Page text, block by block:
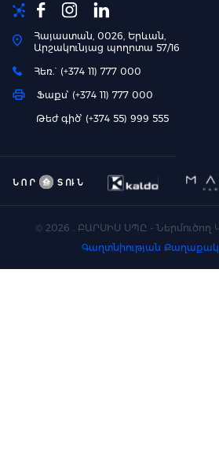
Հայաստան, 0026, Երևան,
Արշակունյաց պողոտա 57/16
Հեռ.` (+374 11) 777 000
Ֆաքս՝ (+374 11) 777 000
Թեժ գիծ՝ (+374 55) 999 555
© 2026 . ԲԱՐՍԻՍ ՍՊԸ - Ներմուծող
Գաղտնիության